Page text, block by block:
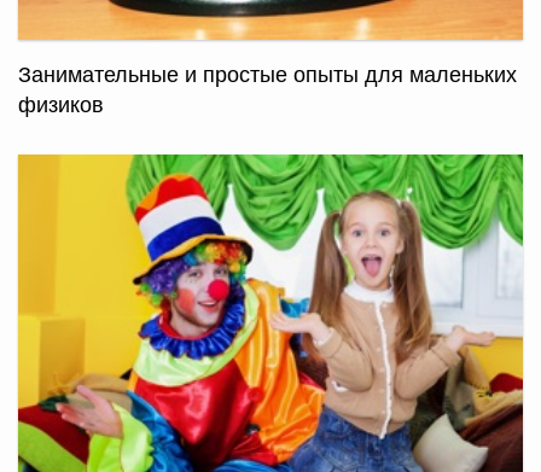
Занимательные и простые опыты для маленьких
физиков